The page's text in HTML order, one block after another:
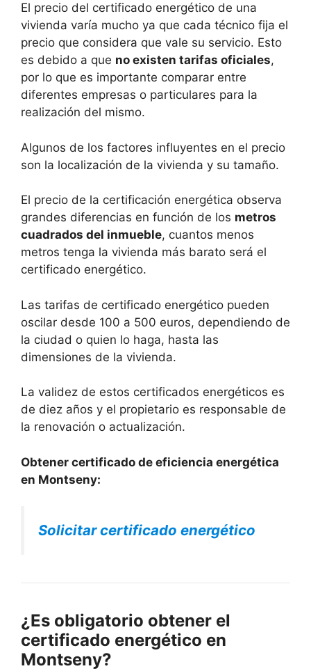
El precio del certificado energético de una
vivienda varía mucho ya que cada técnico fija el
precio que considera que vale su servicio. Esto
es debido a que no existen tarifas oficiales,
por lo que es importante comparar entre
diferentes empresas o particulares para la
realización del mismo.
Algunos de los factores influyentes en el precio
son la localización de la vivienda y su tamaño.
El precio de la certificación energética observa
grandes diferencias en función de los metros
cuadrados del inmueble, cuantos menos
metros tenga la vivienda más barato será el
certificado energético.
Las tarifas de certificado energético pueden
oscilar desde 100 a 500 euros, dependiendo de
la ciudad o quien lo haga, hasta las
dimensiones de la vivienda.
La validez de estos certificados energéticos es
de diez años y el propietario es responsable de
la renovación o actualización.
Obtener certificado de eficiencia energética
en Montseny:
Solicitar certificado energético
¿Es obligatorio obtener el
certificado energético en
Montseny?